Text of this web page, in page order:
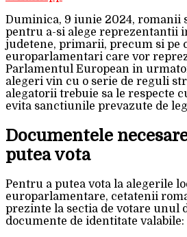
Duminica, 9 iunie 2024, romanii
pentru a-si alege reprezentantii
judetene, primarii, precum si pe
europarlamentari care vor
Parlamentul European in
alegeri vin cu o serie de reguli
alegatorii trebuie sa le respecte
evita sanctiunile prevazute de
Documentele
putea vota
Pentru a putea vota la alegerile
europarlamentare, cetatenii
prezinte la sectia de votare unul
documente de identitate valabile: